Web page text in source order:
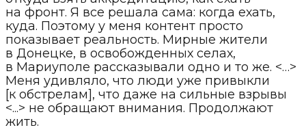
на фронт. Я все решала сама: когда ехать,
куда. Поэтому у меня контент просто
показывает реальность. Мирные жители
в Донецке, в освобожденных селах,
в Мариуполе рассказывали одно и то же. <…>
Меня удивляло, что люди уже привыкли
[к обстрелам], что даже на сильные взрывы
<...> не обращают внимания. Продолжают
жить.